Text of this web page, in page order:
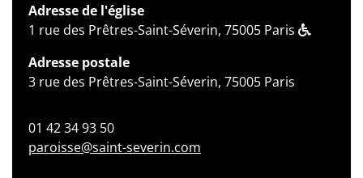
Adresse de l'église
1 rue des Prêtres-Saint-Séverin, 75005 Paris
Adresse postale
3 rue des Prêtres-Saint-Séverin, 75005 Paris
01 42 34 93 50
paroisse@saint-severin.com